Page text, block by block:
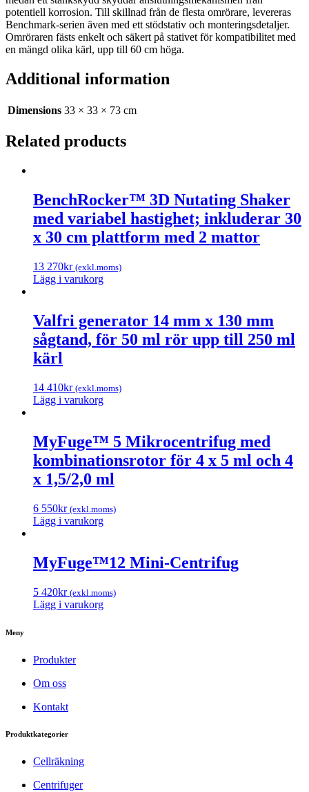
potentiell korrosion. Till skillnad från de flesta omrörare, levereras
Benchmark-serien även med ett stödstativ och monteringsdetaljer.
Omröraren fästs enkelt och säkert på stativet för kompatibilitet med
en mängd olika kärl, upp till 60 cm höga.
Additional information
Dimensions 33 × 33 × 73 cm
Related products
BenchRocker™ 3D Nutating Shaker
med variabel hastighet; inkluderar 30
x 30 cm plattform med 2 mattor
13 270kr (exkl.moms)
Lägg i varukorg
Valfri generator 14 mm x 130 mm
sågtand, för 50 ml rör upp till 250 ml
kärl
14 410kr (exkl.moms)
Lägg i varukorg
MyFuge™ 5 Mikrocentrifug med
kombinationsrotor för 4 x 5 ml och 4
x 1,5/2,0 ml
6 550kr (exkl.moms)
Lägg i varukorg
MyFuge™12 Mini-Centrifug
5 420kr (exkl.moms)
Lägg i varukorg
Meny
Produkter
Om oss
Kontakt
Produktkategorier
Cellräkning
Centrifuger